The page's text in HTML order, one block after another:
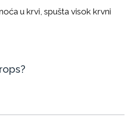
u krvi, spušta visok krvni